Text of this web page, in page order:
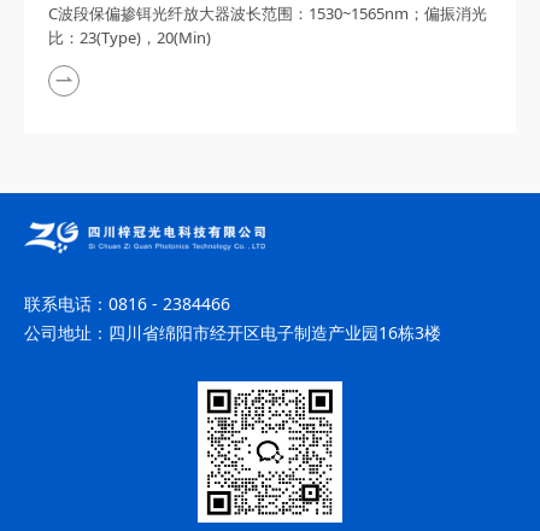
C波段保偏掺铒光纤放大器波长范围：1530~1565nm；偏振消光
比：​23(Type)，20(Min)
联系电话： 0816 - 2384466
公司地址： 四川省绵阳市经开区电子制造产业园16栋3楼